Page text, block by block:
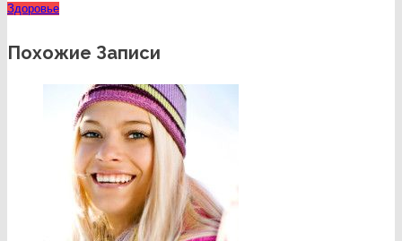
Здоровье
Похожие Записи